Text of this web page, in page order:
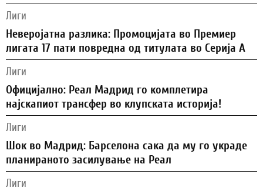
Лиги
Неверојатна разлика: Промоцијата во Премиер
лигата 17 пати повредна од титулата во Серија А
Лиги
Официјално: Реал Мадрид го комплетира
најскапиот трансфер во клупската историја!
Лиги
Шок во Мадрид: Барселона сака да му го украде
планираното засилување на Реал
Лиги